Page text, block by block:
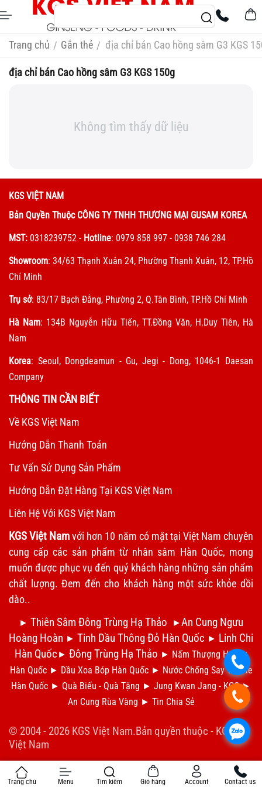
Trang chủ / Gắn thẻ / địa chỉ bán Cao hồng sâm G3 KGS
địa chỉ bán Cao hồng sâm G3 KGS 150g
Không tìm thấy dữ liệu
KGS VIỆT NAM
Bản Quyền Thuộc CÔNG TY TNHH THƯƠNG MẠI GUSAM KOREA
MST: 0318239752 - Hotline: 0979 858 997 - 0938 746 284
Showroom: 34/63 Thạnh Xuân 24, Phường Thạnh Xuân, 12, TP.Hồ
Chí Minh
Trụ sở: 83/17 Bạch Đằng, Phường 2, Q.Tân Bình, TP.Hồ Chí Minh
Hà Nam: 134B Nguyễn Hữu Tiến, TT.Đồng Văn, H.Duy Tiên, Hà
Nam
Korea: Seoul, Dongdeamun - Gu, Jegi - Dong, 1046-1 Daesan
Company
THÔNG TIN CẦN BIẾT
Về KGS Việt Nam
Hướng Dẫn Thanh Toán
Tư Vấn Sử Dụng Sản Phẩm
Hướng Dẫn Đặt Hàng Tại KGS Việt Nam
Liên Hệ Với KGS Việt Nam
KGS Việt Namvới hơn 10 năm có mặt tại Việt Nam chuyên
cung cấp các sản phẩm từ nhân sâm Hàn Quốc, mong
muốn được phục vụ đến quý khách hàng những sản phẩm
chất lượng. Đem đến cho khách hàng một sức khỏe dồi
dào..
.
.
.
► Thiên Sâm Đông Trùng Hạ Thảo ►An Cung Ngưu
Hoàng Hoàn ► Tinh Dầu Thông Đỏ Hàn Quốc ► Linh Chi
Hàn Quốc ► Đông Trùng Hạ Thảo ► Nấm Thượng Hoàng
Hàn Quốc ► Dầu Xoa Bóp Hàn Quốc ► Nước Chống Say Tàu Xe
Hàn Quốc ► Quà Biếu - Quà Tặng ► Jung Kwan Jang - KGC ►
An Cung Rùa Vàng ► Tin Chia Sẻ
© 2004 - 2026 KGS Việt Nam.Bản quyền thuộc - KGS
Việt Nam
Trang chủ Menu Tìm kiếm Giỏ hàng Account Contact us